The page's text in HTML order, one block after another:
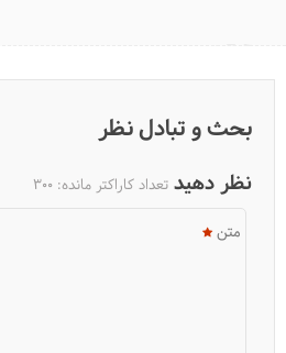
بحث و تبادل نظر
نظر دهید تعداد کاراکتر مانده: 300
متن